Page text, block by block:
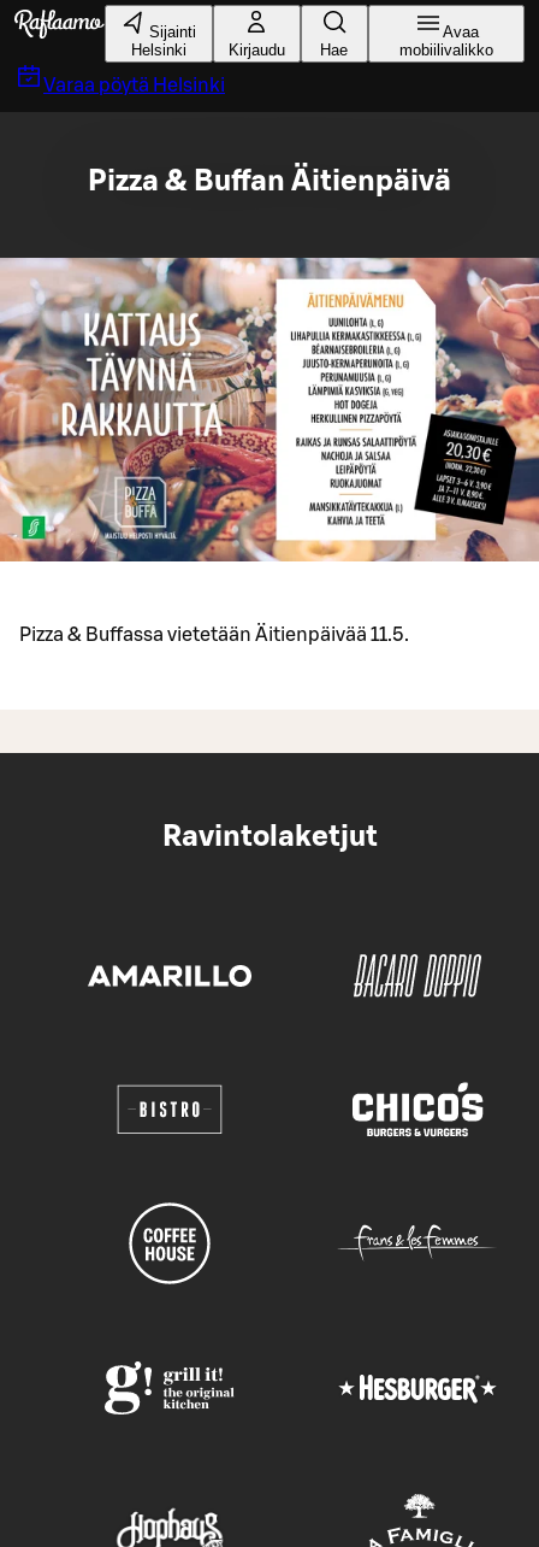
Siirry pääsisältöön
Sijainti
Helsinki
Kirjaudu Hae
Avaa
mobiilivalikko
Varaa pöytä Helsinki
Pizza & Buffan Äitienpäivä
Pizza & Buffassa vietetään Äitienpäivää 11.5.
Ravintolaketjut